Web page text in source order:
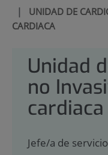
| UNIDAD DE
CARDIACA
Unidad
no
cardiaca
Jefe/a de